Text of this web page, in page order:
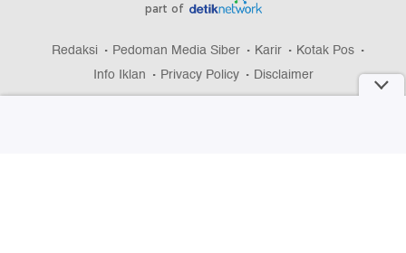
part of
Redaksi Pedoman Media Siber Karir
Kotak Pos
Info Iklan
Privacy Policy Disclaimer